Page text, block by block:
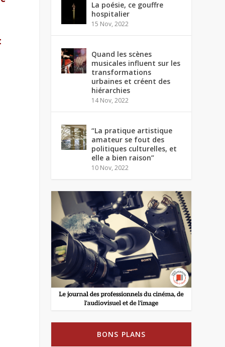
La poésie, ce gouffre
hospitalier
15 Nov, 2022
Quand les scènes
musicales influent sur les
transformations
urbaines et créent des
hiérarchies
14 Nov, 2022
“La pratique artistique
amateur se fout des
politiques culturelles, et
elle a bien raison”
10 Nov, 2022
BONS PLANS